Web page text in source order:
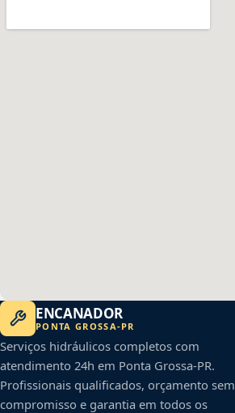
ENCANADOR
PONTA GROSSA-PR
Serviços hidráulicos completos com
atendimento 24h em Ponta Grossa-PR.
Profissionais qualificados, orçamento sem
compromisso e garantia em todos os